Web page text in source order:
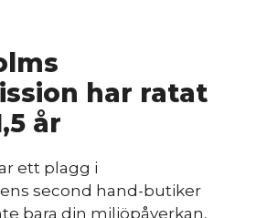
har ratat
år
ett plagg i
second hand-butiker
bara din miljöpåverkan,